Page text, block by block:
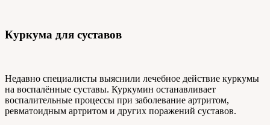
Куркума для суставов
Недавно специалисты выяснили лечебное действие куркумы
на воспалённые суставы. Куркумин останавливает
воспалительные процессы при заболевание артритом,
ревматоидным артритом и других поражений суставов.